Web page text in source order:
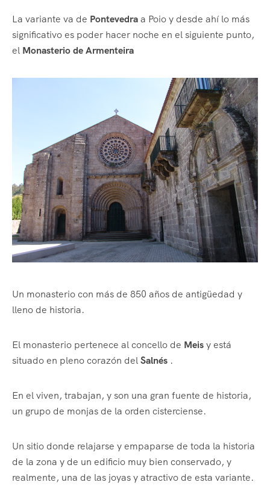
La variante va de Pontevedraa Poio y desde ahí lo más
significativo es poder hacer noche en el siguiente punto,
el Monasterio de Armenteira
Un monasterio con más de 850 años de antigüedad y
lleno de historia.
El monasterio pertenece al concello de Meisy está
situado en pleno corazón delSalnés .
En el viven, trabajan, y son una gran fuente de historia,
un grupo de monjas de la orden cisterciense.
Un sitio donde relajarse y empaparse de toda la historia
de la zona y de un edificio muy bien conservado, y
realmente, una de las joyas y atractivo de esta variante.